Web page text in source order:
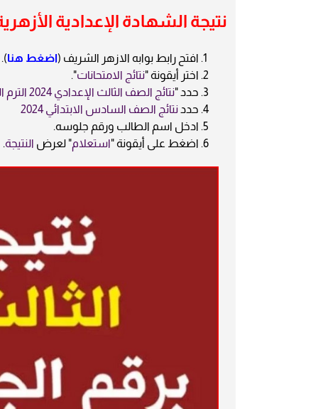
نتيجة الشهادة الإعدادية
افتح رابط بوابه الازهر الشريف ( اضغط هنا).
اختر أيقونة "نتائج الامتحانات".
حدد "نتائج الصف الثالث الإعدادي 2024 الترم الثاني
حددنتائج الصف السادس الابتدائي 2024
ادخل اسم الطالب ورقم جلوسه.
اضغط على أيقونة " استعلام" لعرض النتيجة.